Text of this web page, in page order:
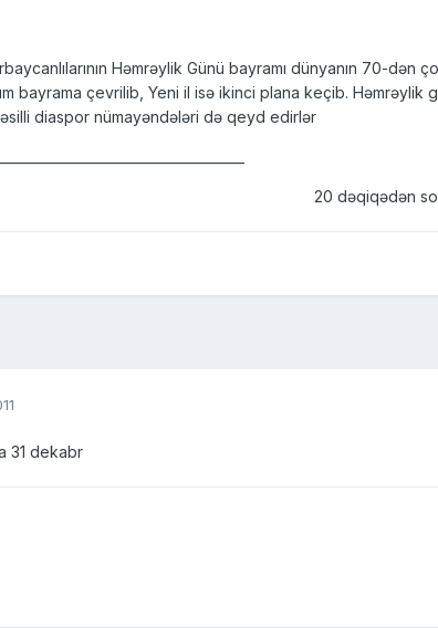
Həmrəylik Günü bayramı dünyanın 70-
bayrama çevrilib, Yeni il isə ikinci plana keçib. Həmrəylik
diaspor nümayəndələri də qeyd edirlər
20 dəqiqədən
31 dekabr